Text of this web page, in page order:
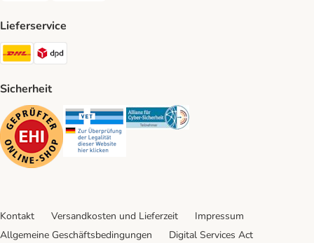
Lieferservice
DHL Shipping Method
Sicherheit
Security Security Security
Kontakt Versandkosten und Lieferzeit
Impressum
Allgemeine Geschäftsbedingungen
Digital Services Act